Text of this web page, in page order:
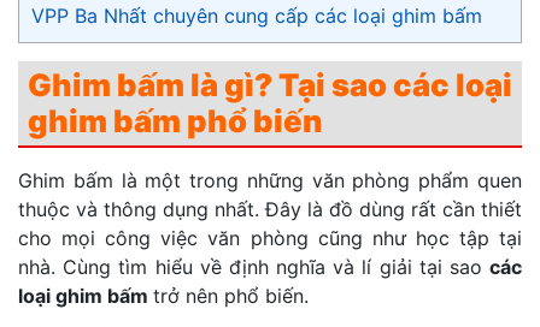
VPP Ba Nhất chuyên cung cấp các loại ghim bấm
Ghim bấm là gì? Tại sao các loại
ghim bấm phổ biến
Ghim bấm là một trong những văn phòng phẩm quen
thuộc và thông dụng nhất. Đây là đồ dùng rất cần thiết
cho mọi công việc văn phòng cũng như học tập tại
nhà. Cùng tìm hiểu về định nghĩa và lí giải tại sao các
loại ghim bấm trở nên phổ biến.